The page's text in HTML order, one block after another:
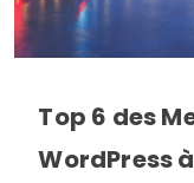
Top 6 des
WordPress